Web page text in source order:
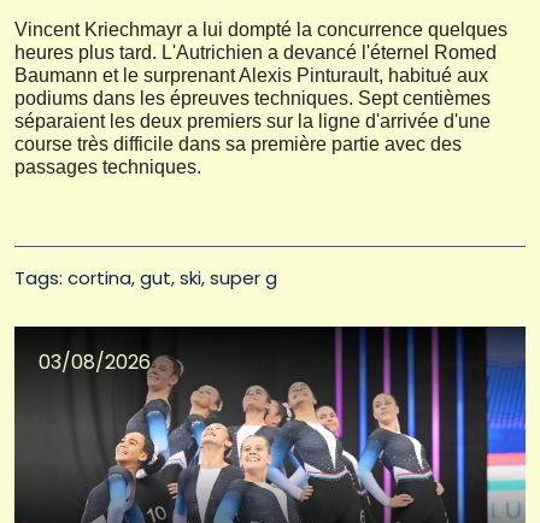
Vincent Kriechmayr a lui dompté la concurrence quelques
heures plus tard. L'Autrichien a devancé l'éternel Romed
Baumann et le surprenant Alexis Pinturault, habitué aux
podiums dans les épreuves techniques. Sept centièmes
séparaient les deux premiers sur la ligne d'arrivée d'une
course très difficile dans sa première partie avec des
passages techniques.
Tags: cortina gut ski super g
03/08/2026